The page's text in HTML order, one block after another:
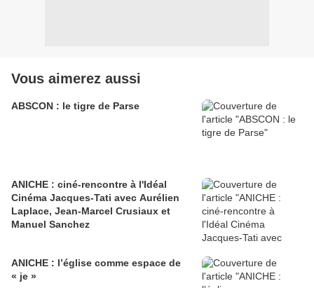
Vous aimerez aussi
ABSCON : le tigre de Parse
ANICHE : ciné-rencontre à l'Idéal
Cinéma Jacques-Tati avec Aurélien
Laplace, Jean-Marcel Crusiaux et
Manuel Sanchez
ANICHE : l’église comme espace de
« je »